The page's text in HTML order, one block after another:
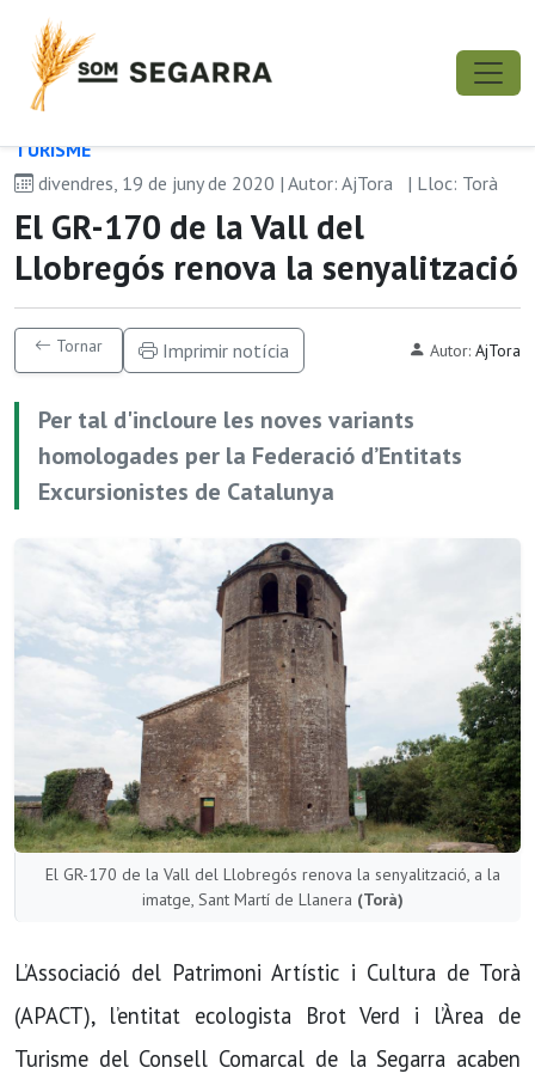
TURISME
divendres, 19 de juny de 2020 | Autor: AjTora
| Lloc: Torà
El GR-170 de la Vall del
Llobregós renova la senyalització
Tornar Imprimir notícia Autor: AjTora
Per tal d'incloure les noves variants
homologades per la Federació d’Entitats
Excursionistes de Catalunya
El GR-170 de la Vall del Llobregós renova la senyalització, a la
imatge, Sant Martí de Llanera (Torà)
L’Associació del Patrimoni Artístic i Cultura de Torà
(APACT), l’entitat ecologista Brot Verd i l’Àrea de
Turisme del Consell Comarcal de la Segarra acaben